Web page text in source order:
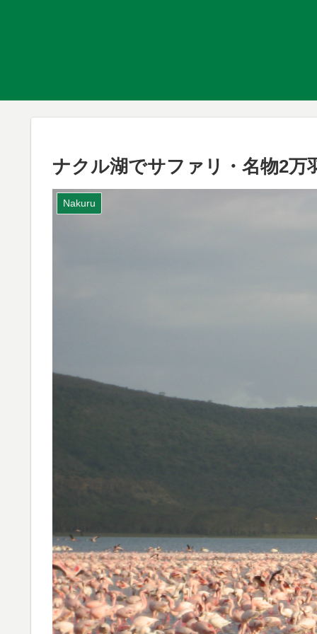
ナクル湖でサファリ・名物2
Nakuru